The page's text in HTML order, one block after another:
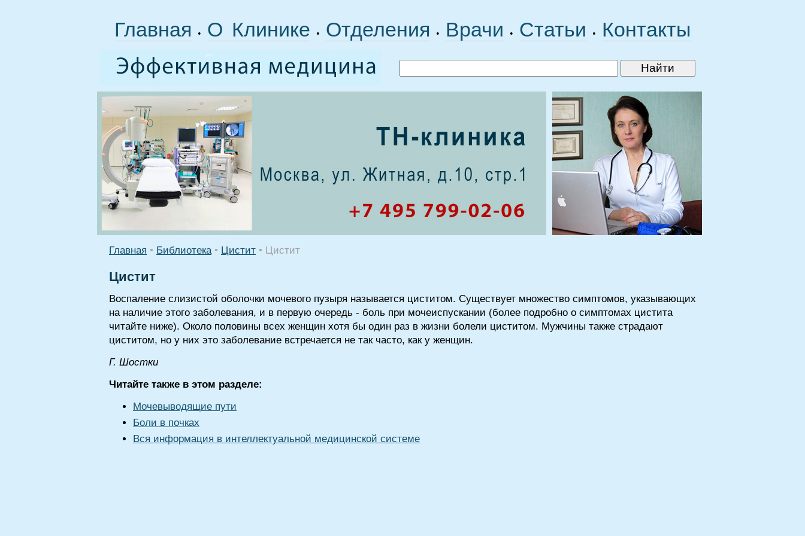
Главная • О Клинике • Отделения • Врачи • Статьи • Контакты
Главная • Библиотека • Цистит • Цистит
Цистит
Воспаление слизистой оболочки мочевого пузыря называется циститом. Существует множество симптомов, указывающих
на наличие этого заболевания, и в первую очередь - боль при мочеиспускании (более подробно о симптомах цистита
читайте ниже). Около половины всех женщин хотя бы один раз в жизни болели циститом. Мужчины также страдают
циститом, но у них это заболевание встречается не так часто, как у женщин.
Г. Шocтки
Читайте также в этом разделе:
Мочевыводящие пути
Боли в почках
Вся информация в интеллектуальной медицинской системе